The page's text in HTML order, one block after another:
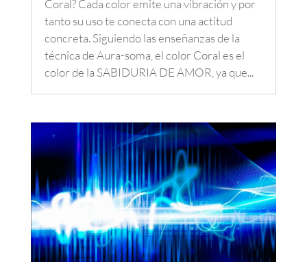
Coral? Cada color emite una vibración y por
tanto su uso te conecta con una actitud
concreta. Siguiendo las enseñanzas de la
técnica de Aura-soma, el color Coral es el
color de la SABIDURIA DE AMOR, ya que...